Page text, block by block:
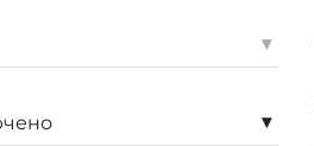
▾
▾